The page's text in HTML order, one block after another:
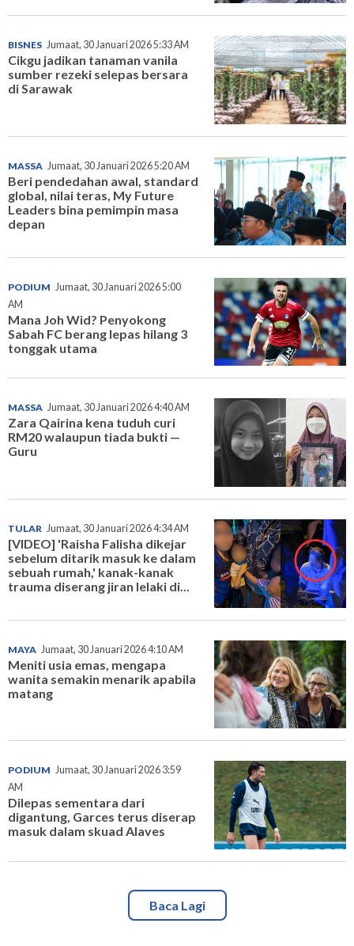
BISNES Jumaat, 30 Januari 2026 5:33 AM
Cikgu jadikan tanaman vanila
sumber rezeki selepas bersara
di Sarawak
MASSA Jumaat, 30 Januari 2026 5:20 AM
Beri pendedahan awal, standard
global, nilai teras, My Future
Leaders bina pemimpin masa
depan
PODIUM Jumaat, 30 Januari 2026 5:00
AM
Mana Joh Wid? Penyokong
Sabah FC berang lepas hilang 3
tonggak utama
MASSA Jumaat, 30 Januari 2026 4:40 AM
Zara Qairina kena tuduh curi
RM20 walaupun tiada bukti —
Guru
TULAR Jumaat, 30 Januari 2026 4:34 AM
[VIDEO] 'Raisha Falisha dikejar
sebelum ditarik masuk ke dalam
sebuah rumah,' kanak-kanak
trauma diserang jiran lelaki di...
MAYA Jumaat, 30 Januari 2026 4:10 AM
Meniti usia emas, mengapa
wanita semakin menarik apabila
matang
PODIUM Jumaat, 30 Januari 2026 3:59
AM
Dilepas sementara dari
digantung, Garces terus diserap
masuk dalam skuad Alaves
Baca Lagi